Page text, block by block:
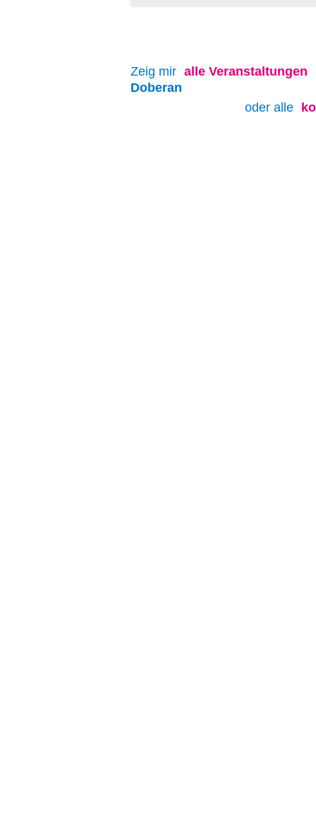
Zeig mir alle Veranstaltungen
Doberan
oder alle